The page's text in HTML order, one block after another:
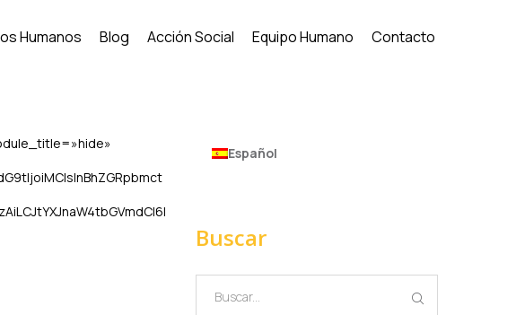
Humanos Blog Acción Social Equipo Humano Contacto
Español
Buscar